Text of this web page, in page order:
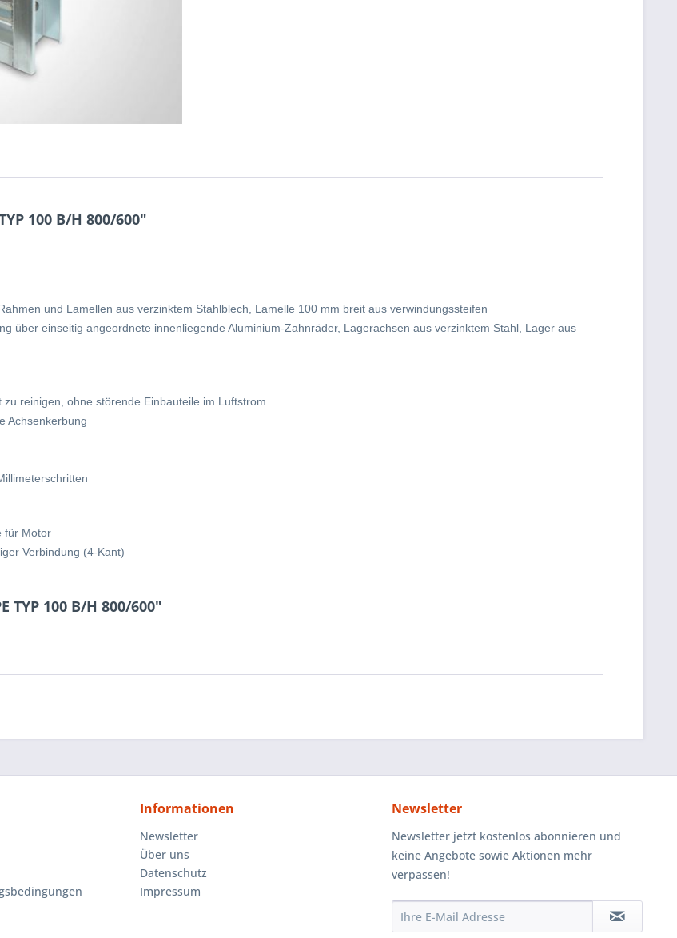
100 B/H 800/600"
und Lamellen aus verzinktem Stahlblech, Lamelle 100 mm breit aus verwindungssteifen
über einseitig angeordnete innenliegende Aluminium-Zahnräder, Lagerachsen aus verzinktem Stahl, Lager aus
reinigen, ohne störende Einbauteile im Luftstrom
Achsenkerbung
für Motor
Verbindung (4-Kant)
TYP 100 B/H 800/600"
Informationen
Newsletter
Über uns
Datenschutz
Impressum
Newsletter
Newsletter jetzt kostenlos abonnieren und
keine Angebote sowie Aktionen mehr
verpassen!